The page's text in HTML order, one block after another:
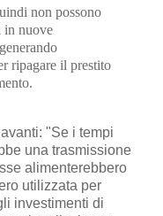
non possono
in nuove
ripagare il prestito
"Se i tempi
una trasmissione
alimenterebbero
utilizzata per
investimenti di